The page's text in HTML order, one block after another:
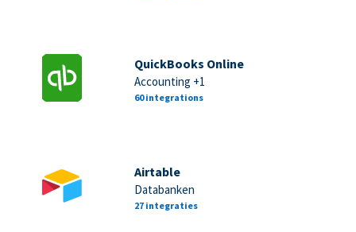
QuickBooks Online
Accounting +1
60 integrations
Airtable
Databanken
27 integraties